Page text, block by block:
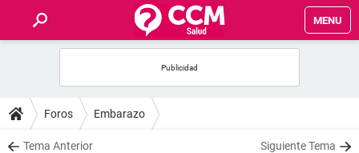
MENU
FOROS
SALUD
Foros Embarazo
Tema Anterior Siguiente Tema